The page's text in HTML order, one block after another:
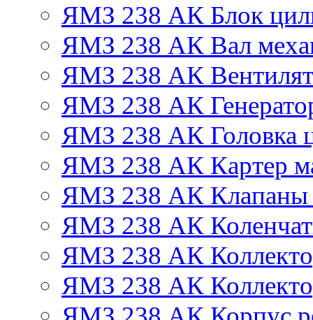
ЯМЗ 238 АК Блок
ЯМЗ 238 АК Вал
ЯМЗ 238 АК
ЯМЗ 238 АК
ЯМЗ 238 АК Головка
ЯМЗ 238 АК Картер
ЯМЗ 238 АК Клапаны
ЯМЗ 238 АК
ЯМЗ 238 АК
ЯМЗ 238 АК